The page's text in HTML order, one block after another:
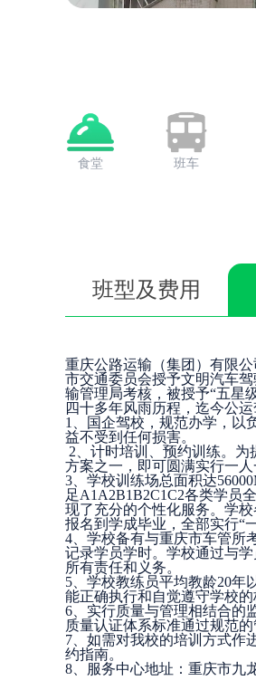
食堂 班车
班型及费用
重庆公路运输（集团）有限
市交通委员会授予文明汽车
输管理局考核，被授予“五星
四十多年风雨历程，迄今公
1、国企驾校，规范办学，以
益不受到任何损害。
2、计时培训、预约训练。
方案之一，即可圆满实行一
3、学校训练场总面积达
足A1A2B1B2C1C2各类学员
现了充分的个性化服务。学
报名到学成毕业，全部实行“
4、学校备有与重庆市车管所
记录学员学时。学校通过与
所有责任和义务。
5、学校教练员平均教龄20年
能正确执行和自觉遵守学校
6、实行质量与管理相结合的
质量认证体系标准通过规范
7、如需对我校的培训方式作
约指南。
8、服务中心地址：重庆市九